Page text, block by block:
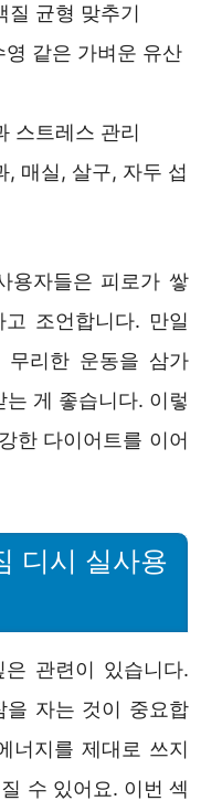
질 균형 맞추기
같은 가벼운 유산
스트레스 관리
, 매실, 살구, 자두 섭
용자들은 피로가 쌓
조언합니다. 만일
무리한 운동을 삼가
게 좋습니다. 이렇
한 다이어트를 이어
디시 실사용
관련이 있습니다.
을 자는 것이 중요합
너지를 제대로 쓰지
수 있어요. 이번 섹